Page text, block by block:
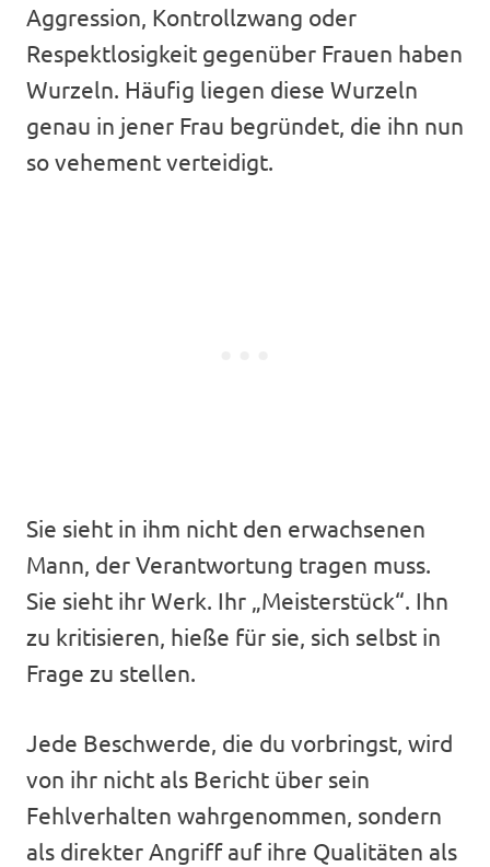
Aggression, Kontrollzwang oder
Respektlosigkeit gegenüber Frauen haben
Wurzeln. Häufig liegen diese Wurzeln
genau in jener Frau begründet, die ihn nun
so vehement verteidigt.
Sie sieht in ihm nicht den erwachsenen
Mann, der Verantwortung tragen muss.
Sie sieht ihr Werk. Ihr „Meisterstück“. Ihn
zu kritisieren, hieße für sie, sich selbst in
Frage zu stellen.
Jede Beschwerde, die du vorbringst, wird
von ihr nicht als Bericht über sein
Fehlverhalten wahrgenommen, sondern
als direkter Angriff auf ihre Qualitäten als